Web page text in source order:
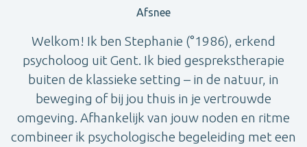
Afsnee
Welkom! Ik ben Stephanie (°1986), erkend
psycholoog uit Gent. Ik bied gesprekstherapie
buiten de klassieke setting – in de natuur, in
beweging of bij jou thuis in je vertrouwde
omgeving. Afhankelijk van jouw noden en ritme
combineer ik psychologische begeleiding met een